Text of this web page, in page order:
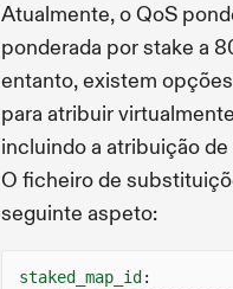
Atualmente, o QoS
ponderada por stake a
entanto, existem
para atribuir
incluindo a atribuição
O ficheiro de
seguinte aspeto:
staked_map_id :